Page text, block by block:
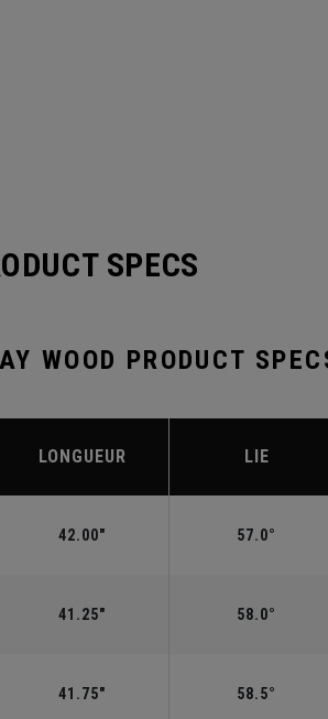
SPECS
WOOD PRODUCT
LONGUEUR LIE
42.00" 57.0°
41.25" 58.0°
41.75" 58.5°